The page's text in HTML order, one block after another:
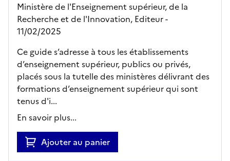
Ministère de l'Enseignement supérieur, de la
Recherche et de l'Innovation, Editeur-
11/02/2025
Ce guide s’adresse à tous les établissements
d’enseignement supérieur, publics ou privés,
placés sous la tutelle des ministères délivrant des
formations d’enseignement supérieur qui sont
tenus d'i...
En savoir plus...
Ajouter au panier